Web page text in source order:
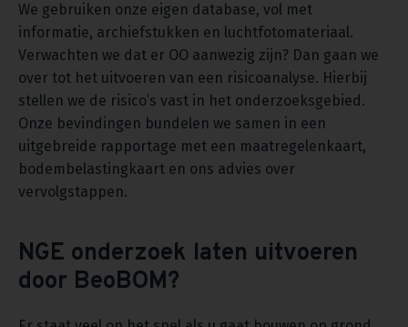
We gebruiken onze eigen database, vol met
informatie, archiefstukken en luchtfotomateriaal.
Verwachten we dat er OO aanwezig zijn? Dan gaan we
over tot het uitvoeren van een risicoanalyse. Hierbij
stellen we de risico’s vast in het onderzoeksgebied.
Onze bevindingen bundelen we samen in een
uitgebreide rapportage met een maatregelenkaart,
bodembelastingkaart en ons advies over
vervolgstappen.
NGE onderzoek laten uitvoeren
door BeoBOM?